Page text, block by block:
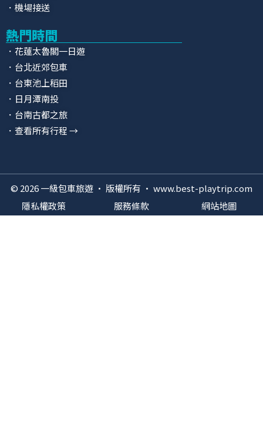
．機場接送
熱門時間
．花蓮太魯閣一日遊
．台北近郊包車
．台東池上稻田
．日月潭南投
．台南古都之旅
．查看所有行程 →
© 2026 一級包車旅遊 · 版權所有 · www.best-playtrip.com
隱私權政策
服務條款 網站地圖